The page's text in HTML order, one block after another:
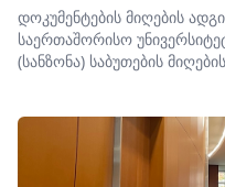
დოკუმენტების მიღების
საერთაშორისო
(სანზონა) საბუთების